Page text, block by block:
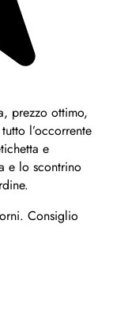
prezzo ottimo,
l’occorrente
e
e lo scontrino
Consiglio